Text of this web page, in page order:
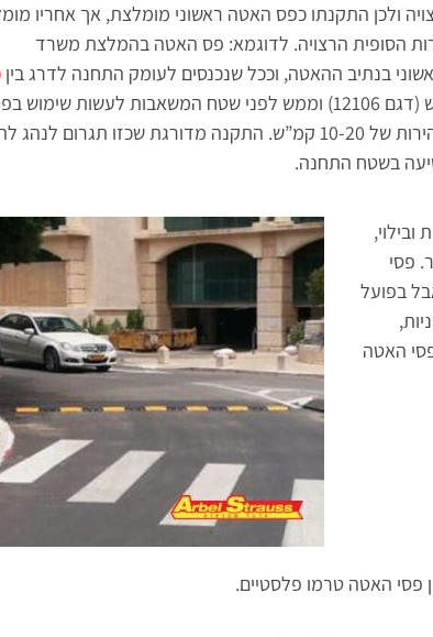
ולכן התקנתו כפס האטה ראשוני מומלצת, אך אחריו
הסופית הרצויה. לדוגמא: פס האטה בהמלצת משרד
(דגם 12112) לפס האטה של 30 קמ”ש (דגם 12106) וממש לפני שטח המשאבות לעשות שימוש
האטה מפלסטיק מדגם 12100 ו- 12102 המתאמים למהירות של 10-20 קמ”ש. התקנה מדורגת שכזו תגרום
בשטח התחנה.
פסי
ע”פ החוק) אבל בפועל
אלו התקנת פסי האטה
פסי האטה טרמו פלסטיים.